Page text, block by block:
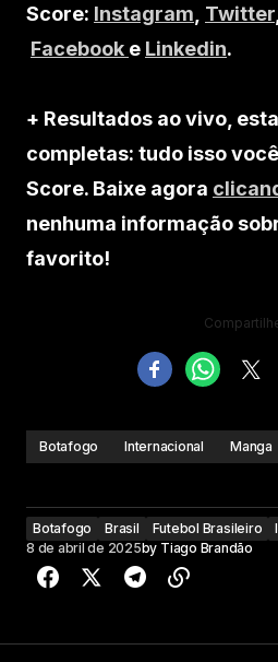
Score: Instagram Twitter
Facebook e Linkedin.
+ Resultados ao vivo,
completas: tudo isso
Score. Baixe agora
nenhuma informação
favorito!
Botafogo Internacional Manga
Botafogo Brasil Futebol Brasileiro
8 de abril de 2025by Tiago Brandão